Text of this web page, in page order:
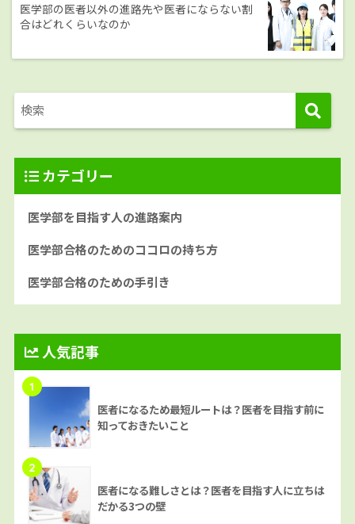
医学部の医者以外の進路先や医者にならない割
合はどれくらいなのか
カテゴリー
医学部を目指す人の進路案内
医学部合格のためのココロの持ち方
医学部合格のための手引き
人気記事
1
医者になるため最短ルートは？医者を目指す前に
知っておきたいこと
2
医者になる難しさとは？医者を目指す人に立ちは
だかる3つの壁